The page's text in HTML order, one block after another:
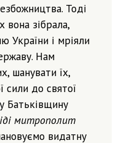
Тоді
вона зібрала,
України і мріяли
Нам
шанувати їх,
сили до святої
Батьківщину
митрополит
видатну